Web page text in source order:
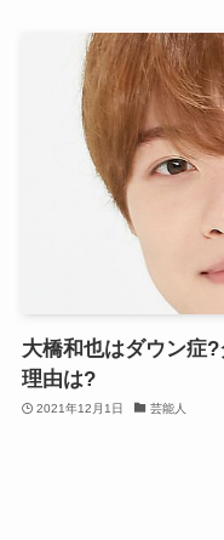
大橋和也はダウン症
理由は?
2021年12月1日 芸能人